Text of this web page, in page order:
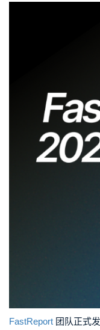
FastReport 团队正式